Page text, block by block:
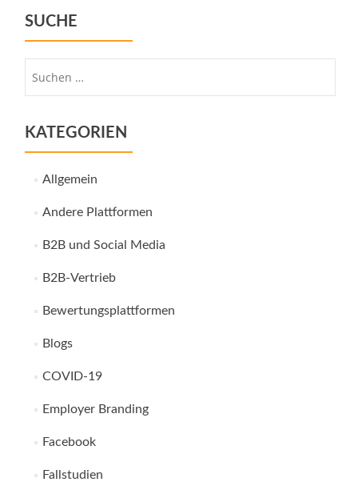
SUCHE
KATEGORIEN
Allgemein
Andere Plattformen
B2B und Social Media
B2B-Vertrieb
Bewertungsplattformen
Blogs
COVID-19
Employer Branding
Facebook
Fallstudien